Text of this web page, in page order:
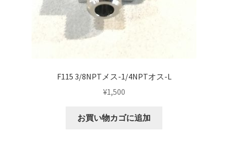
F115 3/8NPTメス-1/4NPTオス-L
¥1,500
お買い物カゴに追加